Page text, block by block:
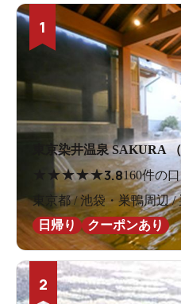
1
東京染井温泉 SAKURA
★★★★3.8160件の口
東京都 / 池袋・巣鴨周辺 /
日帰り
クーポンあり
2